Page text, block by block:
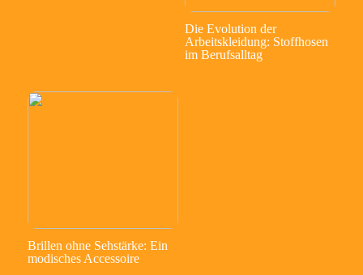
Die Evolution der
Arbeitskleidung: Stoffhosen
im Berufsalltag
Brillen ohne Sehstärke: Ein
modisches Accessoire